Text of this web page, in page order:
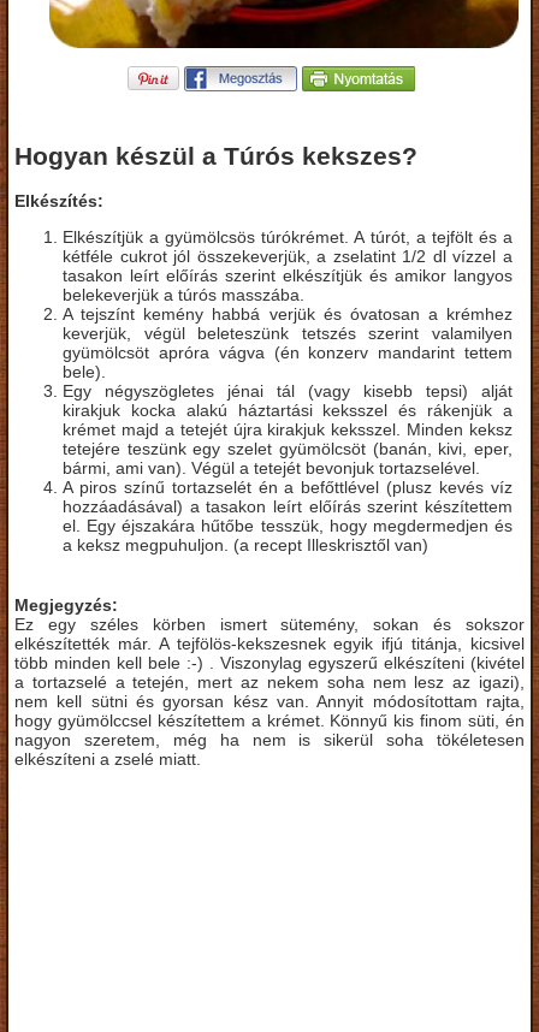
Hogyan készül a Túrós kekszes?
Elkészítés:
Elkészítjük a gyümölcsös túrókrémet. A túrót, a tejfölt és a
kétféle cukrot jól összekeverjük, a zselatint 1/2 dl vízzel a
tasakon leírt előírás szerint elkészítjük és amikor langyos
belekeverjük a túrós masszába.
A tejszínt kemény habbá verjük és óvatosan a krémhez
keverjük, végül beleteszünk tetszés szerint valamilyen
gyümölcsöt apróra vágva (én konzerv mandarint tettem
bele).
Egy négyszögletes jénai tál (vagy kisebb tepsi) alját
kirakjuk kocka alakú háztartási keksszel és rákenjük a
krémet majd a tetejét újra kirakjuk keksszel. Minden keksz
tetejére teszünk egy szelet gyümölcsöt (banán, kivi, eper,
bármi, ami van). Végül a tetejét bevonjuk tortazselével.
A piros színű tortazselét én a befőttlével (plusz kevés víz
hozzáadásával) a tasakon leírt előírás szerint készítettem
el. Egy éjszakára hűtőbe tesszük, hogy megdermedjen és
a keksz megpuhuljon. (a recept Illeskrisztől van)
Megjegyzés:
Ez egy széles körben ismert sütemény, sokan és sokszor
elkészítették már. A tejfölös-kekszesnek egyik ifjú titánja, kicsivel
több minden kell bele :-) . Viszonylag egyszerű elkészíteni (kivétel
a tortazselé a tetején, mert az nekem soha nem lesz az igazi),
nem kell sütni és gyorsan kész van. Annyit módosítottam rajta,
hogy gyümölccsel készítettem a krémet. Könnyű kis finom süti, én
nagyon szeretem, még ha nem is sikerül soha tökéletesen
elkészíteni a zselé miatt.